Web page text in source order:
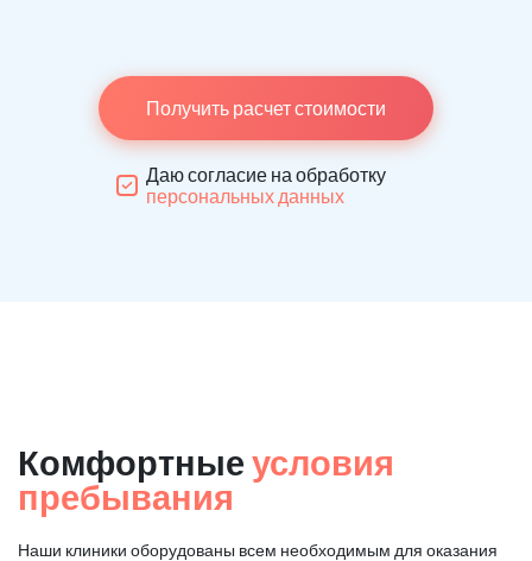
Получить расчет стоимости
Даю согласие на обработку
персональных данных
Комфортные условия
пребывания
Наши клиники оборудованы всем необходимым для оказания